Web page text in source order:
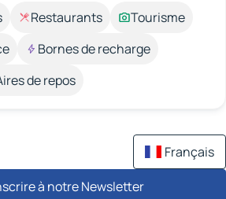
Restaurants
Tourisme
Bornes de recharge
de repos
Français
à notre Newsletter